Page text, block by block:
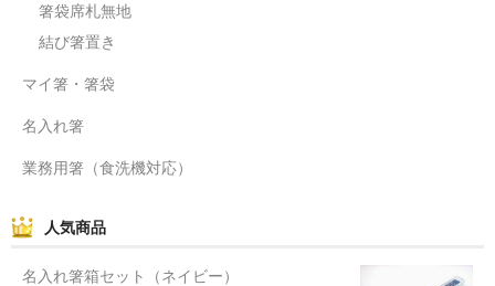
箸袋席札無地
結び箸置き
マイ箸・箸袋
名入れ箸
業務用箸（食洗機対応）
人気商品
名入れ箸箱セット（ネイビー）